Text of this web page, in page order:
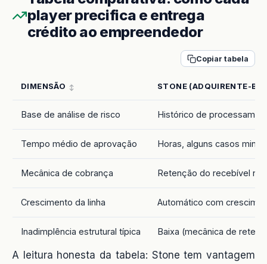
player precifica e entrega
crédito ao empreendedor
Copiar tabela
DIMENSÃO STONE (ADQUIRENTE-
Base de análise de risco Histórico de
Tempo médio de aprovação Horas, alguns casos
Mecânica de cobrança Retenção do recebível na
Crescimento da linha Automático com
Inadimplência estrutural típica Baixa (mecânica de
A leitura honesta da tabela: Stone tem vantagem